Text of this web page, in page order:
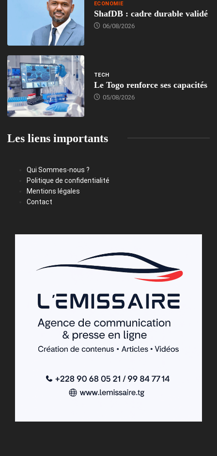
ECONOMIE
ShafDB : cadre durable validé
06/08/2026
TECH
Le Togo renforce ses capacités
05/08/2026
Les liens importants
Qui Sommes-nous ?
Politique de confidentialité
Mentions légales
Contact